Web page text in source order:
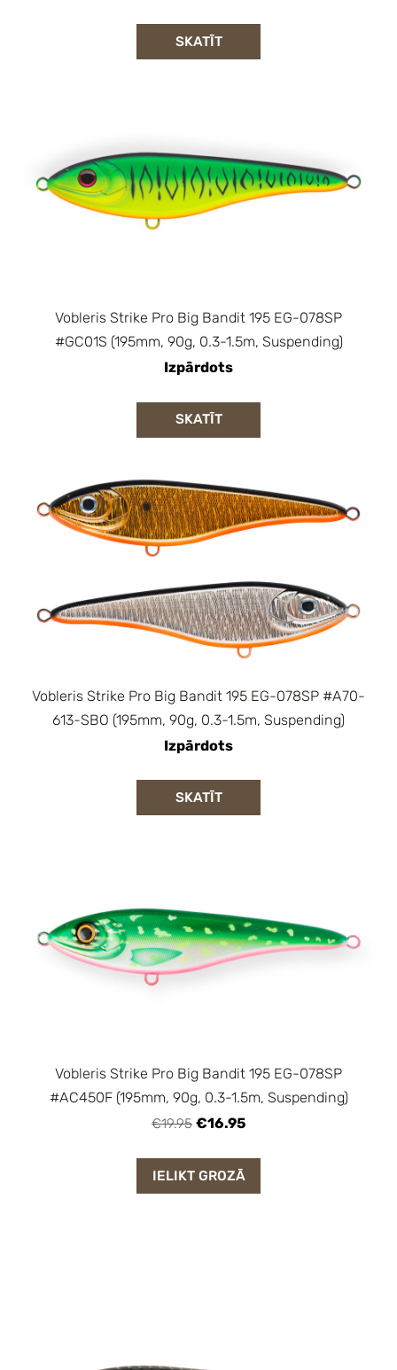
SKATĪT
Vobleris Strike Pro Big Bandit 195 EG-078SP
#GC01S (195mm, 90g, 0.3-1.5m, Suspending)
Izpārdots
SKATĪT
Vobleris Strike Pro Big Bandit 195 EG-078SP #A70-
613-SBO (195mm, 90g, 0.3-1.5m, Suspending)
Izpārdots
SKATĪT
Vobleris Strike Pro Big Bandit 195 EG-078SP
#AC450F (195mm, 90g, 0.3-1.5m, Suspending)
€19.95 €16.95
IELIKT GROZĀ